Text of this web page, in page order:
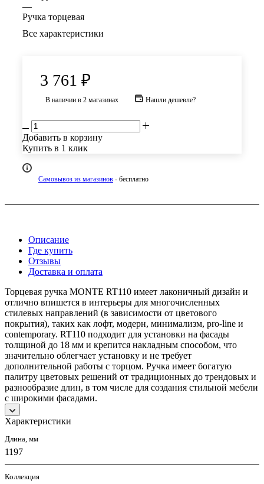
—
Ручка торцевая
Все характеристики
3 761 ₽
В наличии в 2 магазинах Нашли дешевле?
Добавить в корзину
Купить в 1 клик
Самовывоз из магазинов - бесплатно
Описание
Где купить
Отзывы
Доставка и оплата
Торцевая ручка MONTE RT110 имеет лаконичный дизайн и
отлично впишется в интерьеры для многочисленных
стилевых направлений (в зависимости от цветового
покрытия), таких как лофт, модерн, минимализм, pro-line и
contemporary. RT110 подходит для установки на фасады
толщиной до 18 мм и крепится накладным способом, что
значительно облегчает установку и не требует
дополнительной работы с торцом. Ручка имеет богатую
палитру цветовых решений от традиционных до трендовых и
разнообразие длин, в том числе для создания стильной мебели
с широкими фасадами.
Характеристики
Длина, мм
1197
Коллекция